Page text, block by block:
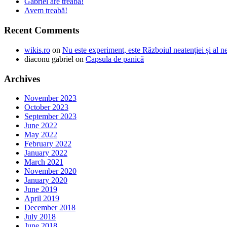
Avem treabă!
Recent Comments
wikis.ro on Nu este experiment, este Războiul neatenției și al
diaconu gabriel on Capsula de panică
Archives
November 2023
October 2023
September 2023
June 2022
May 2022
February 2022
January 2022
March 2021
November 2020
January 2020
June 2019
April 2019
December 2018
July 2018